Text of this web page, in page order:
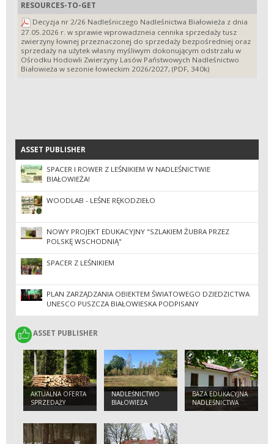
RESOURCES-TO-GET
Decyzja nr 2/26 Nadleśniczego Nadleśnictwa Białowieża z dnia
27.05.2026 r. w sprawie wprowadzneia cennika sprzedaży tusz
zwierzyny łownej przeznaczonej do sprzedaży bezpośredniej oraz
sprzedaży na użytek własny myśliwym dokonującym odstrzału w
Ośrodku Hodowli Zwierzyny Lasów Państwowych Nadleśnictwo
Białowieża w sezonie łowieckim 2026/2027, (PDF, 340k)
ASSET PUBLISHER
ASSET PUBLISHER
SPACER I ROWER Z LEŚNIKIEM W NADLEŚNICTWIE
BIAŁOWIEŻA!
WOODLAB - LEŚNE RĘKODZIEŁO
NOWY PROJEKT EDUKACYJNY "SZLAKIEM ŻUBRA PRZEZ
POLSKĘ WSCHODNIĄ"
SPACER Z LEŚNIKIEM
PLAN ZARZĄDZANIA OBIEKTEM ŚWIATOWEGO DZIEDZICTWA
UNESCO PUSZCZA BIAŁOWIESKA PODPISANY
ASSET PUBLISHER
ASSET PUBLISHER
AKTUALNA OFERTA
SPRZEDAŻY
DREWNA
NADLEŚNICTWO
BIAŁOWIEŻA
BAZA EDUKACYJNA
NADLEŚNICTWA